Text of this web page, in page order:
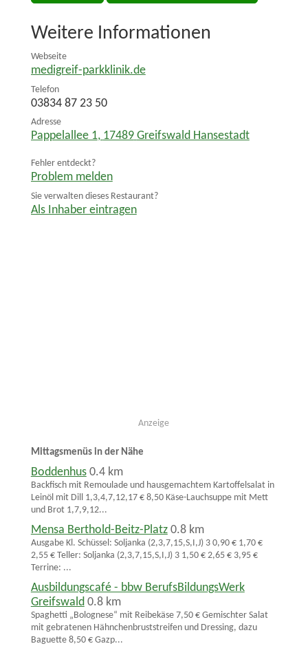
Weitere Informationen
Webseite
medigreif-parkklinik.de
Telefon
03834 87 23 50
Adresse
Pappelallee 1, 17489 Greifswald Hansestadt
Fehler entdeckt?
Problem melden
Sie verwalten dieses Restaurant?
Als Inhaber eintragen
Anzeige
Mittagsmenüs in der Nähe
Boddenhus 0.4 km
Backfisch mit Remoulade und hausgemachtem Kartoffelsalat in
Leinöl mit Dill 1,3,4,7,12,17 € 8,50 Käse-Lauchsuppe mit Mett
und Brot 1,7,9,12...
Mensa Berthold-Beitz-Platz 0.8 km
Ausgabe Kl. Schüssel: Soljanka (2,3,7,15,S,I,J) 3 0,90 € 1,70 €
2,55 € Teller: Soljanka (2,3,7,15,S,I,J) 3 1,50 € 2,65 € 3,95 €
Terrine: ...
Ausbildungscafé - bbw BerufsBildungsWerk
Greifswald 0.8 km
Spaghetti „Bolognese“ mit Reibekäse 7,50 € Gemischter Salat
mit gebratenen Hähnchenbruststreifen und Dressing, dazu
Baguette 8,50 € Gazp...